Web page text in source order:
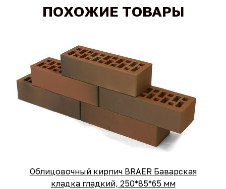
ПОХОЖИЕ ТОВАРЫ
Облицовочный кирпич BRAER Баварская
кладка гладкий, 250*85*65 мм